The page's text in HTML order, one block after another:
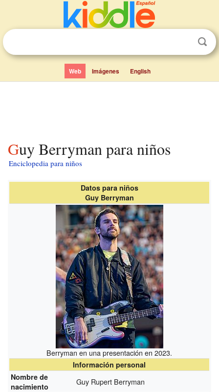
Web Imágenes English
Guy Berryman para niños
Enciclopedia para niños
Datos para niños
Guy Berryman
Berryman en una presentación en 2023.
Información personal
Nombre de
nacimiento
Guy Rupert Berryman